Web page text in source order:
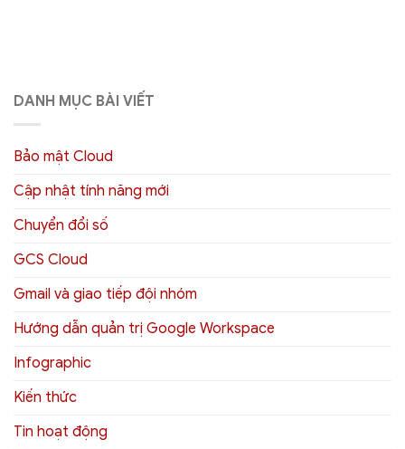
DANH MỤC BÀI VIẾT
Bảo mật Cloud
Cập nhật tính năng mới
Chuyển đổi số
GCS Cloud
Gmail và giao tiếp đội nhóm
Hướng dẫn quản trị Google Workspace
Infographic
Kiến thức
Tin hoạt động